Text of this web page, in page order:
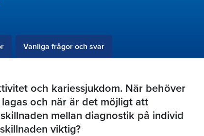
Vanliga frågor och svar
och kariessjukdom. När behöver
och när är det möjligt att
mellan diagnostik på individ
viktig?